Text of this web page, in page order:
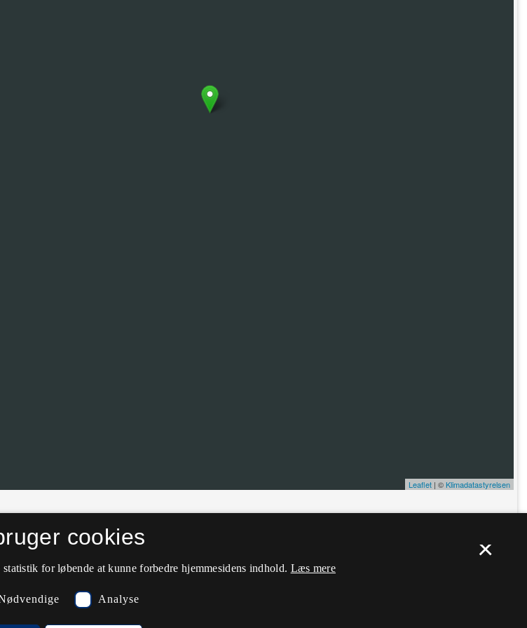
Leaflet| ©Klimadatastyrelsen
×
cookies
for løbende at kunne forbedre hjemmesidens indhold. Læs mere
Analyse